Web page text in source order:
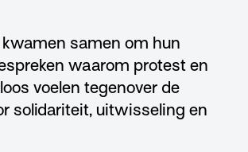
samen om hun
waarom protest en
voelen tegenover de
solidariteit, uitwisseling en